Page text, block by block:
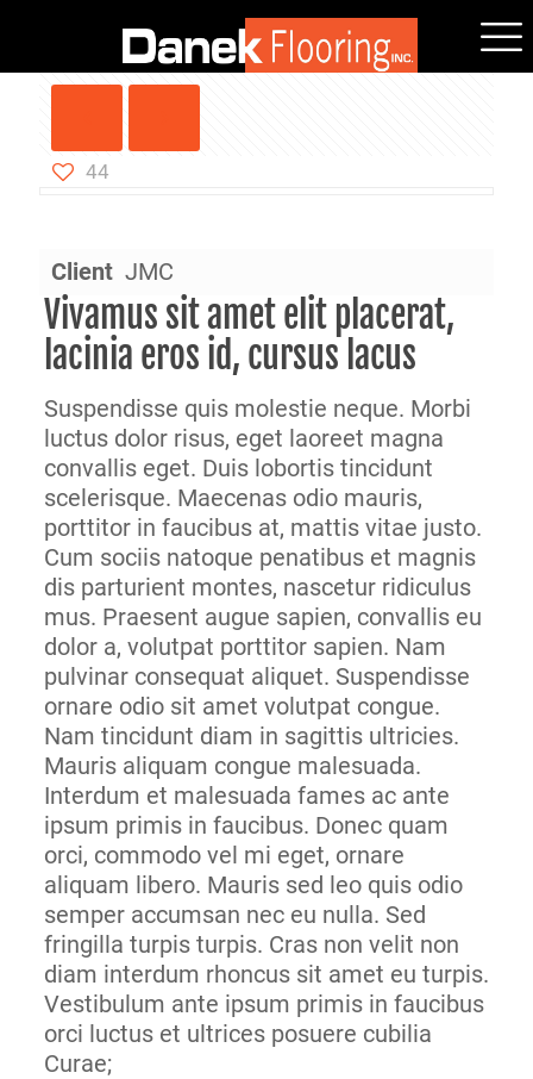
44
Client JMC
Vivamus sit amet elit placerat,
lacinia eros id, cursus lacus
Suspendisse quis molestie neque. Morbi
luctus dolor risus, eget laoreet magna
convallis eget. Duis lobortis tincidunt
scelerisque. Maecenas odio mauris,
porttitor in faucibus at, mattis vitae justo.
Cum sociis natoque penatibus et magnis
dis parturient montes, nascetur ridiculus
mus. Praesent augue sapien, convallis eu
dolor a, volutpat porttitor sapien. Nam
pulvinar consequat aliquet. Suspendisse
ornare odio sit amet volutpat congue.
Nam tincidunt diam in sagittis ultricies.
Mauris aliquam congue malesuada.
Interdum et malesuada fames ac ante
ipsum primis in faucibus. Donec quam
orci, commodo vel mi eget, ornare
aliquam libero. Mauris sed leo quis odio
semper accumsan nec eu nulla. Sed
fringilla turpis turpis. Cras non velit non
diam interdum rhoncus sit amet eu turpis.
Vestibulum ante ipsum primis in faucibus
orci luctus et ultrices posuere cubilia
Curae;